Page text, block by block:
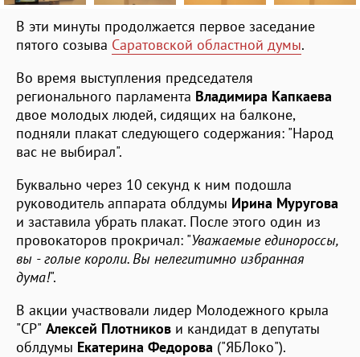
В эти минуты продолжается первое заседание
пятого созыва Саратовской областной думы.
Во время выступления председателя
регионального парламента Владимира Капкаева
двое молодых людей, сидящих на балконе,
подняли плакат следующего содержания: "Народ
вас не выбирал".
Буквально через 10 секунд к ним подошла
руководитель аппарата облдумы Ирина Муругова
и заставила убрать плакат. После этого один из
провокаторов прокричал: "Уважаемые единороссы,
вы - голые короли. Вы нелегитимно избранная
дума!".
В акции участвовали лидер Молодежного крыла
"СР" Алексей Плотников и кандидат в депутаты
облдумы Екатерина Федорова ("ЯБЛоко").